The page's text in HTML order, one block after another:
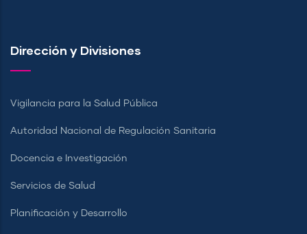
Dirección y Divisiones
Vigilancia para la Salud Pública
Autoridad Nacional de Regulación Sanitaria
Docencia e Investigación
Servicios de Salud
Planificación y Desarrollo